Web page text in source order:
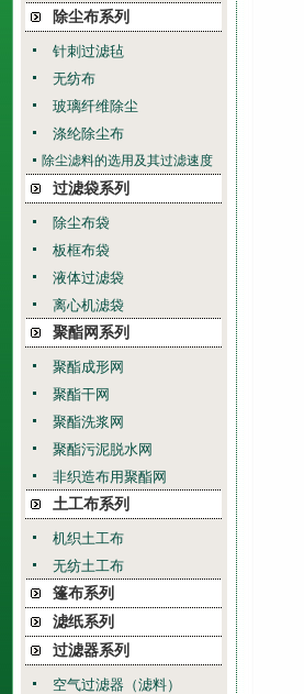
除尘布系列
针刺过滤毡
无纺布
玻璃纤维除尘
涤纶除尘布
除尘滤料的选用及其过滤速度
过滤袋系列
除尘布袋
板框布袋
液体过滤袋
离心机滤袋
聚酯网系列
聚酯成形网
聚酯干网
聚酯洗浆网
聚酯污泥脱水网
非织造布用聚酯网
土工布系列
机织土工布
无纺土工布
篷布系列
滤纸系列
过滤器系列
空气过滤器（滤料）